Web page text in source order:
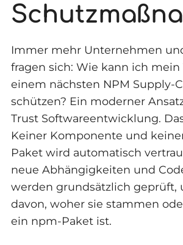
Immer mehr Unternehmen
fragen sich: Wie kann ich mein
einem nächsten NPM Supply-
schützen? Ein moderner
Trust Softwareentwicklung.
Keiner Komponente und
Paket wird automatisch
neue Abhängigkeiten und
werden grundsätzlich geprüft,
davon, woher sie stammen
ein npm-Paket ist.